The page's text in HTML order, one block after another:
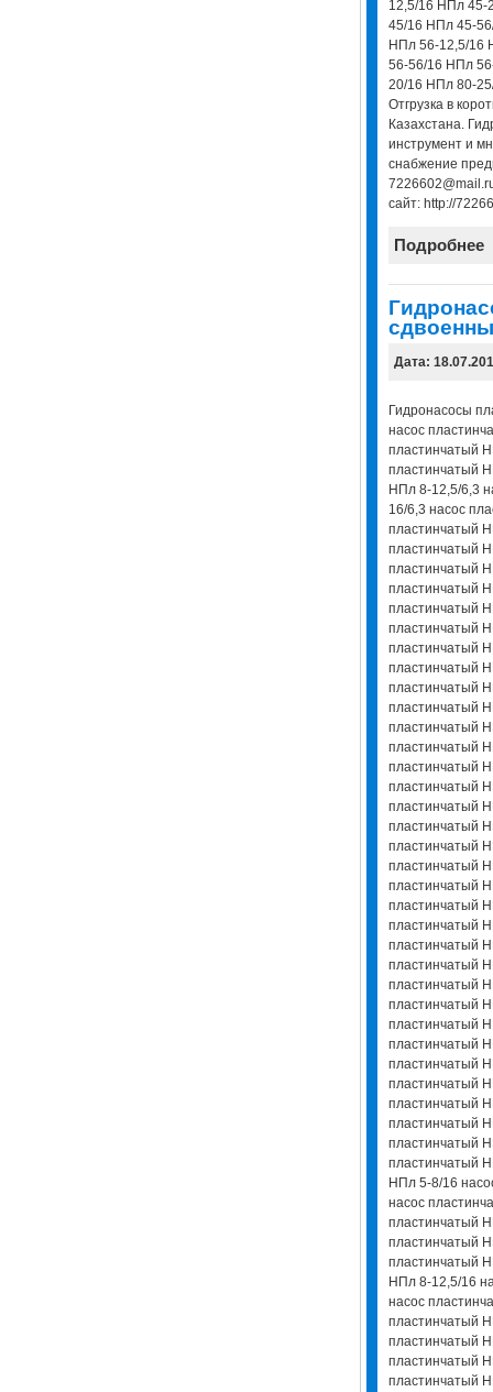
12,5/16 НПл
45/16 НПл 45-
НПл 56-12,5/16
56-56/16 НПл
20/16 НПл 80-
Отгрузка в
Казахстана.
инструмент и
снабжение
сайт: http://
Подробнее
Дата:
Гидронасосы
насос
пластинчатый
пластинчатый
НПл 8-12,5/6,3
16/6,3 насос
пластинчатый
пластинчатый
пластинчатый
пластинчатый
пластинчатый
пластинчатый
пластинчатый
пластинчатый
пластинчатый
пластинчатый
пластинчатый
пластинчатый
пластинчатый
пластинчатый
пластинчатый
пластинчатый
пластинчатый
пластинчатый
пластинчатый
пластинчатый
пластинчатый
пластинчатый
пластинчатый
пластинчатый
пластинчатый
пластинчатый
пластинчатый
пластинчатый
пластинчатый
пластинчатый
пластинчатый
пластинчатый
пластинчатый
НПл 5-8/16
насос
пластинчатый
пластинчатый
пластинчатый
НПл 8-12,5/16
насос
пластинчатый
пластинчатый
пластинчатый
пластинчатый